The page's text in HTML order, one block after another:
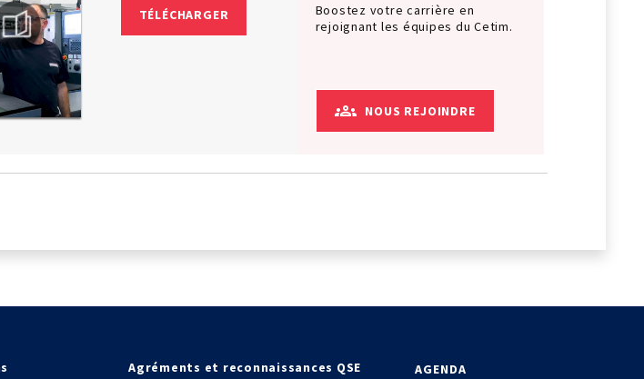
TÉLÉCHARGER
Boostez votre carrière en
rejoignant les équipes du Cetim.
NOUS REJOINDRE
Agréments et reconnaissances QSE
AGENDA